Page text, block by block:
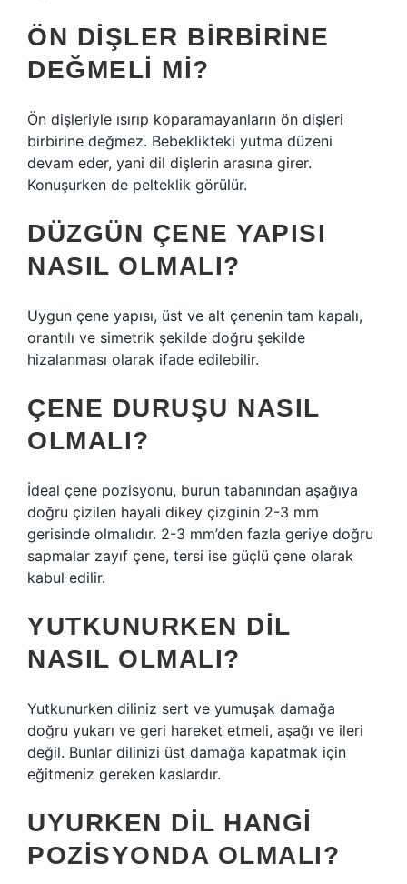
ÖN DIŞLER BIRBIRINE
DEĞMELI MI?
Ön dişleriyle ısırıp koparamayanların ön dişleri
birbirine değmez. Bebeklikteki yutma düzeni
devam eder, yani dil dişlerin arasına girer.
Konuşurken de pelteklik görülür.
DÜZGÜN ÇENE YAPISI
NASIL OLMALI?
Uygun çene yapısı, üst ve alt çenenin tam kapalı,
orantılı ve simetrik şekilde doğru şekilde
hizalanması olarak ifade edilebilir.
ÇENE DURUŞU NASIL
OLMALI?
İdeal çene pozisyonu, burun tabanından aşağıya
doğru çizilen hayali dikey çizginin 2-3 mm
gerisinde olmalıdır. 2-3 mm’den fazla geriye doğru
sapmalar zayıf çene, tersi ise güçlü çene olarak
kabul edilir.
YUTKUNURKEN DIL
NASIL OLMALI?
Yutkunurken diliniz sert ve yumuşak damağa
doğru yukarı ve geri hareket etmeli, aşağı ve ileri
değil. Bunlar dilinizi üst damağa kapatmak için
eğitmeniz gereken kaslardır.
UYURKEN DIL HANGI
POZISYONDA OLMALI?